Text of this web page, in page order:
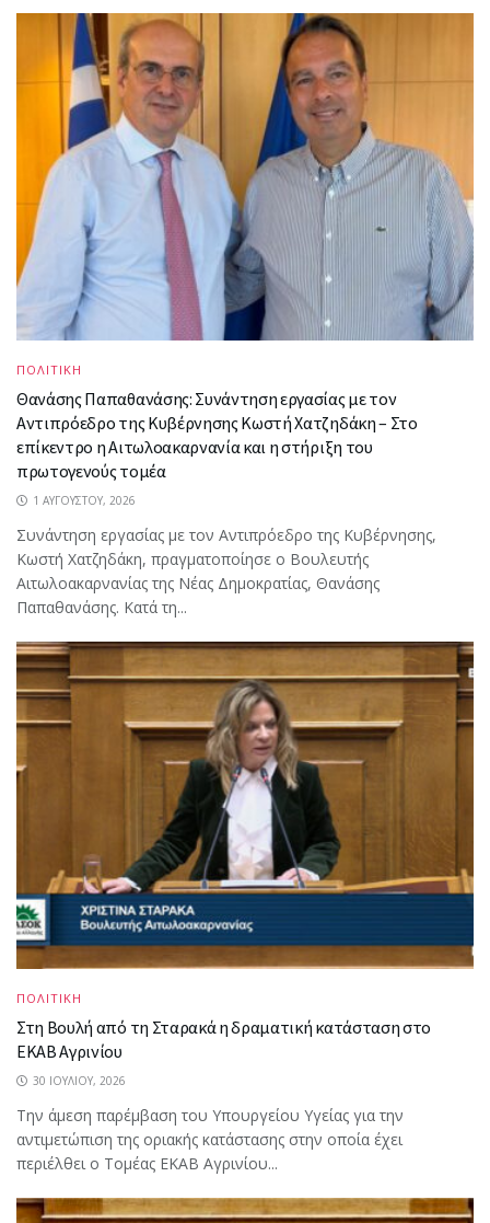
ΠΟΛΙΤΙΚΗ
Θανάσης Παπαθανάσης: Συνάντηση εργασίας με τον
Αντιπρόεδρο της Κυβέρνησης Κωστή Χατζηδάκη – Στο
επίκεντρο η Αιτωλοακαρνανία και η στήριξη του
πρωτογενούς τομέα
1 ΑΥΓΟΎΣΤΟΥ, 2026
Συνάντηση εργασίας με τον Αντιπρόεδρο της Κυβέρνησης,
Κωστή Χατζηδάκη, πραγματοποίησε ο Βουλευτής
Αιτωλοακαρνανίας της Νέας Δημοκρατίας, Θανάσης
Παπαθανάσης. Κατά τη...
ΠΟΛΙΤΙΚΗ
Στη Βουλή από τη Σταρακά η δραματική κατάσταση στο
ΕΚΑΒ Αγρινίου
30 ΙΟΥΛΊΟΥ, 2026
Την άμεση παρέμβαση του Υπουργείου Υγείας για την
αντιμετώπιση της οριακής κατάστασης στην οποία έχει
περιέλθει ο Τομέας ΕΚΑΒ Αγρινίου...